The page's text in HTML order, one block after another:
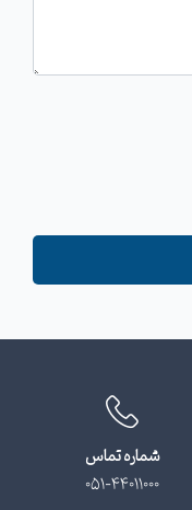
شماره تماس
051-44011000